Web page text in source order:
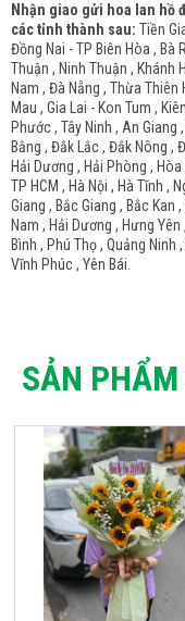
Nhận giao gửi hoa lan hồ
các tỉnh thành sau: Tiền
Đồng Nai - TP Biên Hòa , Bà
Thuận , Ninh Thuận , Khánh
Nam , Đà Nẵng , Thừa Thiên
Mau , Gia Lai - Kon Tum ,
Phước , Tây Ninh , An Giang
Bằng , Đắk Lắc , Đắk Nông ,
Hải Dương , Hải Phòng ,
TP HCM , Hà Nội , Hà Tĩnh ,
Giang , Bắc Giang , Bắc Kan
Nam , Hải Dương , Hưng
Bình , Phú Thọ , Quảng Ninh
Vĩnh Phúc , Yên Bái.
SẢN